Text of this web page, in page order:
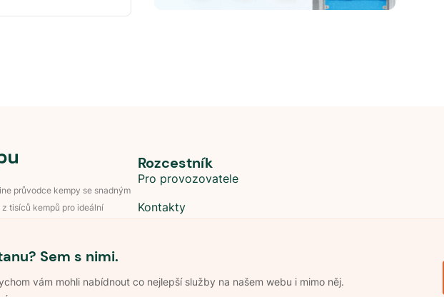
Sem s nimi.
vám mohli nabídnout co nejlepší služby na našem webu i mimo něj.
průvodce kempy se snadným
tisíců kempů pro ideální
Rozcestník
Pro provozovatele
Kontakty